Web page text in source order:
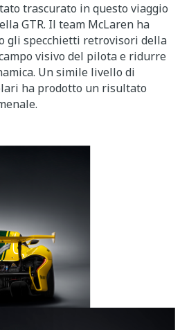
trascurato in questo viaggio
GTR. Il team McLaren ha
gli specchietti retrovisori della
visivo del pilota e ridurre
Un simile livello di
ha prodotto un risultato